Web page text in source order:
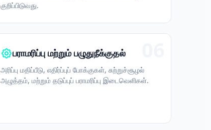
குறிப்பிடுவது.
பராமரிப்பு மற்றும் பழுதுநீக்குதல்
அரிப்பு மதிப்பீடு, எதிர்ப்புப் போக்குகள், சுற்றுச்சூழல்
அழுத்தம், மற்றும் தடுப்புப் பராமரிப்பு இடைவெளிகள்.